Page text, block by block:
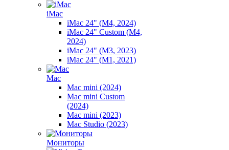
iMac
iMac 24" (M4, 2024)
iMac 24" Custom (M4,
2024)
iMac 24" (M3, 2023)
iMac 24" (M1, 2021)
Mac
Mac mini (2024)
Mac mini Custom
(2024)
Mac mini (2023)
Mac Studio (2023)
Мониторы